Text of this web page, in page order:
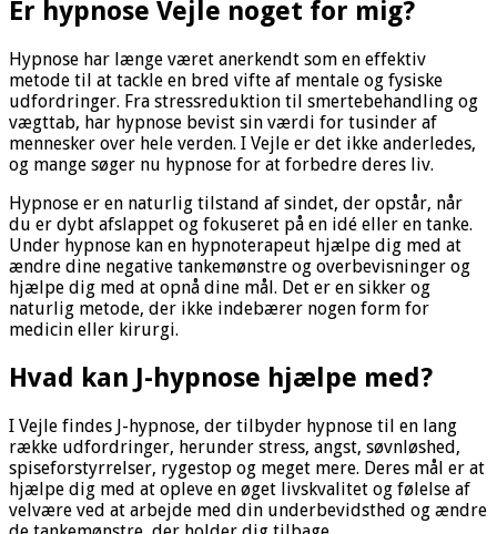
Er hypnose Vejle noget for mig?
Hypnose har længe været anerkendt som en effektiv
metode til at tackle en bred vifte af mentale og fysiske
udfordringer. Fra stressreduktion til smertebehandling og
vægttab, har hypnose bevist sin værdi for tusinder af
mennesker over hele verden. I Vejle er det ikke anderledes,
og mange søger nu hypnose for at forbedre deres liv.
Hypnose er en naturlig tilstand af sindet, der opstår, når
du er dybt afslappet og fokuseret på en idé eller en tanke.
Under hypnose kan en hypnoterapeut hjælpe dig med at
ændre dine negative tankemønstre og overbevisninger og
hjælpe dig med at opnå dine mål. Det er en sikker og
naturlig metode, der ikke indebærer nogen form for
medicin eller kirurgi.
Hvad kan J-hypnose hjælpe med?
I Vejle findes J-hypnose, der tilbyder hypnose til en lang
række udfordringer, herunder stress, angst, søvnløshed,
spiseforstyrrelser, rygestop og meget mere. Deres mål er at
hjælpe dig med at opleve en øget livskvalitet og følelse af
velvære ved at arbejde med din underbevidsthed og ændre